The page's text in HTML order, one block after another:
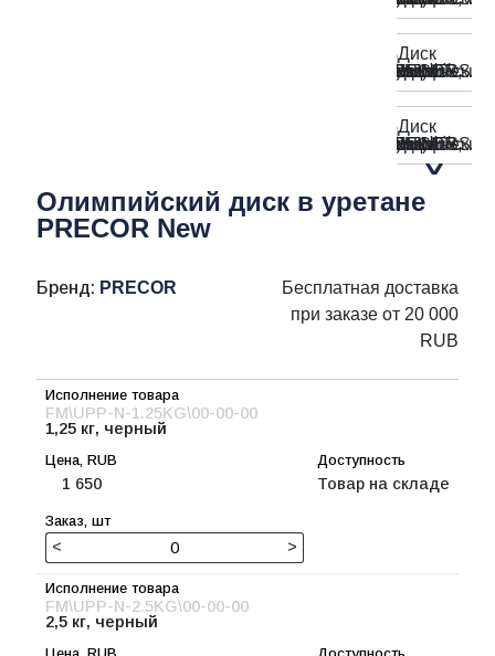
Олимпийский диск в уретане
PRECOR New
Бренд: PRECOR
Бесплатная доставка
при заказе от 20 000
RUB
FM\UPP-N-1.25KG\00-00-00
1,25 кг, черный
1 650 Товар на складе
< >
FM\UPP-N-2.5KG\00-00-00
2,5 кг, черный